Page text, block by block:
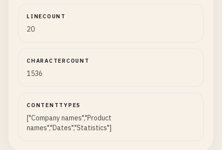
LINECOUNT
20
CHARACTERCOUNT
1536
CONTENTTYPES
["Company names","Product
names","Dates","Statistics"]